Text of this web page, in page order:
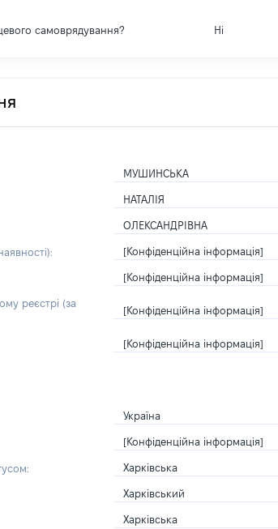
самоврядування? Ні
МУШИНСЬКА
НАТАЛІЯ
ОЛЕКСАНДРІВНА
[Конфіденційна інформація]
[Конфіденційна інформація]
реєстрі (за
[Конфіденційна інформація]
[Конфіденційна інформація]
Україна
[Конфіденційна інформація]
Харківська
Харківський
Харківська